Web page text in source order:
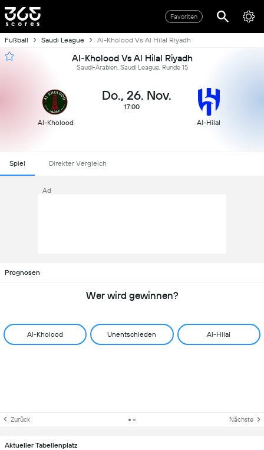
Favoriten
Fußball Saudi League Al-Kholood Vs Al Hilal Riyadh
Al-Kholood Vs Al Hilal Riyadh
Saudi-Arabien, Saudi League, Runde 15
Al-Kholood
Do., 26. Nov.
17:00
Al-Hilal
Spiel Direkter Vergleich
Ad
Prognosen
Wer wird gewinnen?
Al-Kholood Unentschieden Al-Hilal
Zurück Nächste
Aktueller Tabellenplatz